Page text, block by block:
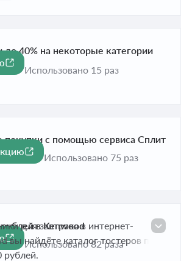
до 40% на некоторые категории
Использовано 15 раз
покупки с помощью сервиса Сплит
Использовано 75 раз
в Kenwood
для завтрака в интернет-
вы найдёте каталог тостеров по
рублей.
Использовано 82 раза